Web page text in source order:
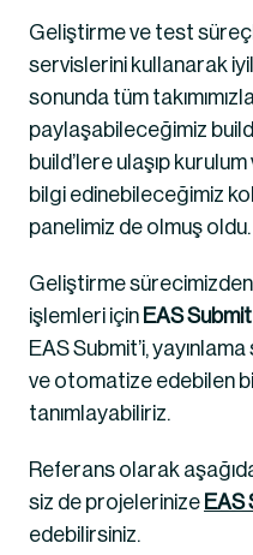
Geliştirme ve test
servislerini kullanarak
sonunda tüm
paylaşabileceğimiz
build’lere ulaşıp
bilgi edinebileceğimiz
panelimiz de olmuş oldu.
Geliştirme
işlemleri için EAS Submit
EAS Submit’i,
ve otomatize edebilen
tanımlayabiliriz.
Referans olarak
siz de projelerinize EAS
edebilirsiniz.